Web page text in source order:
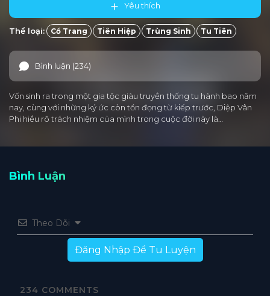
Yêu thích
Thể loại: Cổ Trang Tiên Hiệp Trùng Sinh Tu Tiên
Bình luận (234)
Vốn sinh ra trong một gia tộc giàu truyền thống tu hành bao năm
nay, cùng với những ký ức còn tồn đọng từ kiếp trước, Diệp Vân
Phi hiểu rõ trách nhiệm của mình trong cuộc đời này là…
Bình Luận
Theo Dõi
Đăng Nhập Để Tu Luyện
234 COMMENTS